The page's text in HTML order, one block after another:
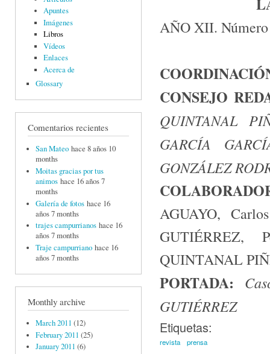
Apuntes
Imágenes
Libros
Vídeos
Enlaces
Acerca de
Glossary
Comentarios recientes
San Mateo hace 8 años 10
months
Moitas gracias por tus
animos hace 16 años 7
months
Galería de fotos hace 16
años 7 months
trajes campurrianos hace 16
años 7 months
Traje campurriano hace 16
años 7 months
Monthly archive
March 2011 (12)
February 2011 (25)
January 2011 (6)
AÑO XII.
CONSEJO
QUINTANAL
GARCÍA
GONZÁLEZ
AGUAYO,
GUTIÉRREZ,
QUINTANAL
PORTADA:
GUTIÉRREZ
Etiquetas:
revista prensa